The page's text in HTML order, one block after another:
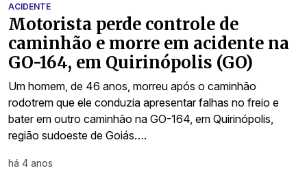
ACIDENTE
Motorista perde controle de
caminhão e morre em acidente na
GO-164, em Quirinópolis (GO)
Um homem, de 46 anos, morreu após o caminhão
rodotrem que ele conduzia apresentar falhas no freio e
bater em outro caminhão na GO-164, em Quirinópolis,
região sudoeste de Goiás….
há 4 anos